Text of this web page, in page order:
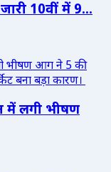
10वीं में 9...
में लगी भीषण